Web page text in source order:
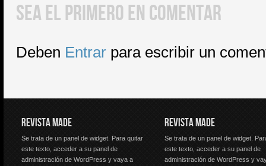
SEA EL PRIMERO EN COMENTAR
Deben Entrar para escribir un
REVISTA MADE
Se trata de un panel de widget. Para quitar
este texto, acceder a su panel de
administración de WordPress y vaya a
REVISTA MADE
Se trata de un panel de widget.
este texto, acceder a su panel de
administración de WordPress y